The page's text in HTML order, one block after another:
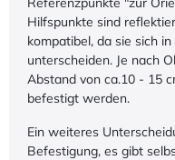
Hilfspunkte sind
kompatibel, da sie sich
unterscheiden. Je nach
Abstand von ca.10 - 15
befestigt werden.
Ein weiteres
Befestigung, es gibt